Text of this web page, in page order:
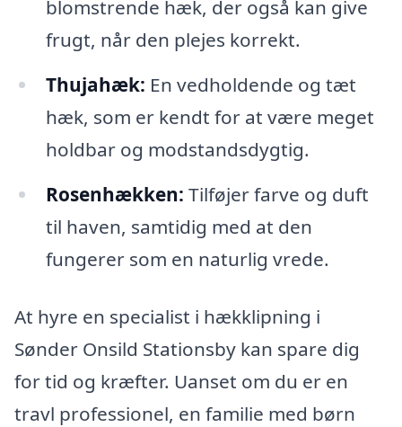
blomstrende hæk, der også kan give
frugt, når den plejes korrekt.
Thujahæk: En vedholdende og tæt
hæk, som er kendt for at være meget
holdbar og modstandsdygtig.
Rosenhækken: Tilføjer farve og duft
til haven, samtidig med at den
fungerer som en naturlig vrede.
At hyre en specialist i hækklipning i
Sønder Onsild Stationsby kan spare dig
for tid og kræfter. Uanset om du er en
travl professionel, en familie med børn